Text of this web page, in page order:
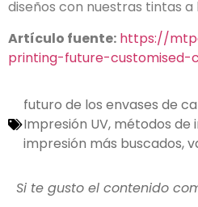
diseños con nuestras tintas a
Artículo fuente: https://
printing-future-customised-
futuro de los envases de
Impresión UV, métodos de
impresión más buscados,
Si te gusto el contenido